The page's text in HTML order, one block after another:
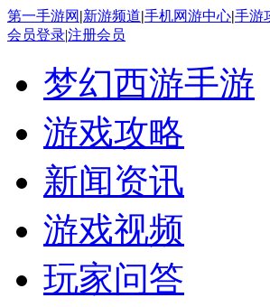
第一手游网 |新游频道|手机网游中心|手游
会员登录|注册会员
梦幻西游手游
游戏攻略
新闻资讯
游戏视频
玩家问答